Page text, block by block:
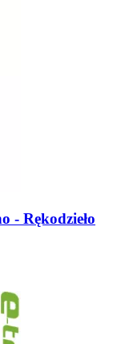
- Rękodzieło